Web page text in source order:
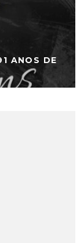
ANOS DE